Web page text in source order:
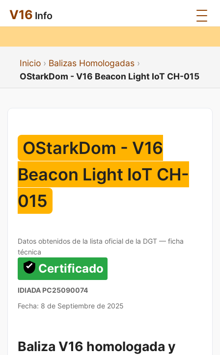
V16 Info
Inicio
Balizas Homologadas
OStarkDom - V16 Beacon Light IoT CH-015
OStarkDom - V16
Beacon Light IoT CH-
015
Datos obtenidos de la lista oficial de la DGT — ficha
técnica
Certificado
IDIADA PC25090074
Fecha: 8 de Septiembre de 2025
Baliza V16 homologada y